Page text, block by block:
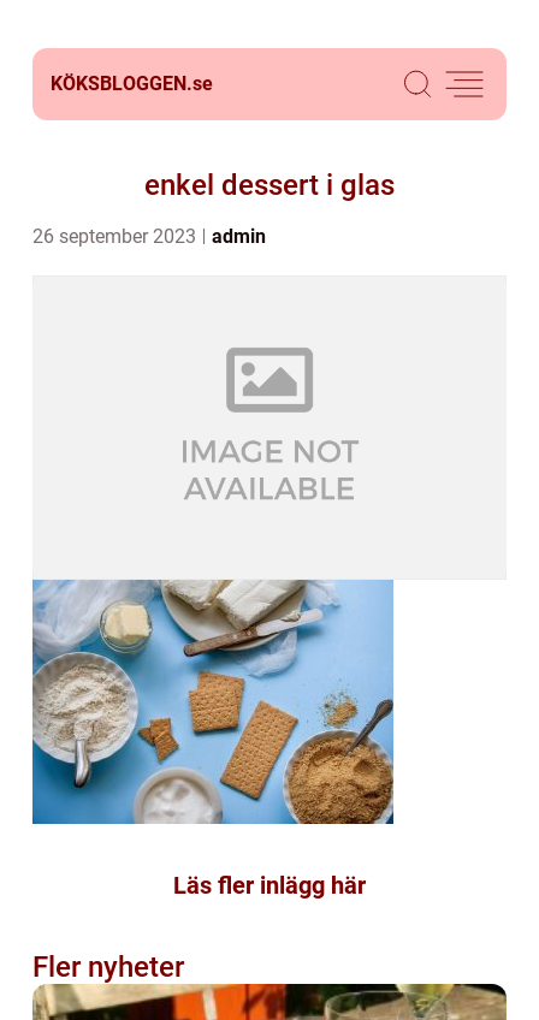
KÖKSBLOGGEN.se
enkel dessert i glas
26 september 2023 admin
Läs fler inlägg här
Fler nyheter